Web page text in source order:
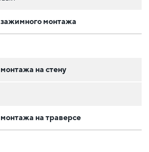
зажимного монтажа
на стену
на траверсе